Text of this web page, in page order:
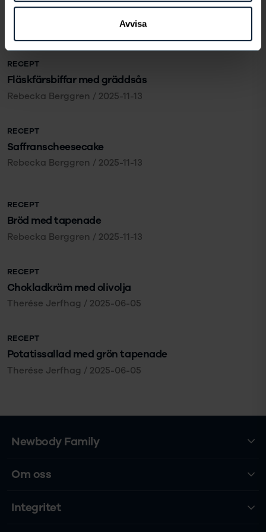
Avvisa
Saffransbullar med mandelmassa och vit choklad
2025-11-19
RECEPT
Fläskfärsbiffar med gräddsås
Rebecka Berggren / 2025-11-13
RECEPT
Saffranscheesecake
Rebecka Berggren / 2025-11-13
RECEPT
Bröd med tapenade
Rebecka Berggren / 2025-11-13
RECEPT
Chokladkräm med olivolja
Therése Jerfhag / 2025-06-05
RECEPT
Potatissallad med grön tapenade
Therése Jerfhag / 2025-06-05
Newbody Family
Om oss
Integritet